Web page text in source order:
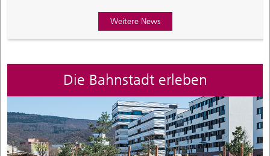
Weitere News
Die Bahnstadt erleben